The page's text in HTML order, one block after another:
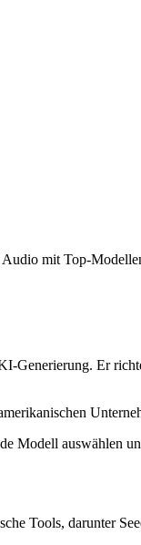
mit Top-
Generierung. Er
Modell auswählen
Tools, darunter